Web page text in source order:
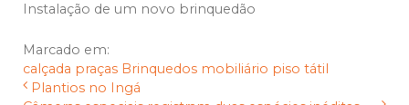
Instalação de um novo brinquedão
Marcado em:
calçada praças Brinquedos mobiliário piso tátil
Plantios no Ingá